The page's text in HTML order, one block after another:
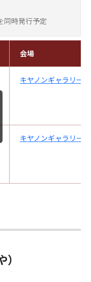
同時発行予定
会場
キヤノンギャラリー
キヤノンギャラリー